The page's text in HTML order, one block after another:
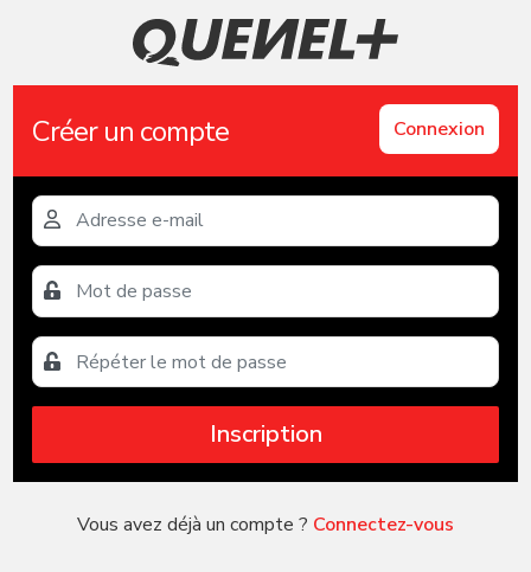
Créer un compte Connexion
Inscription
Vous avez déjà un compte ? Connectez-vous